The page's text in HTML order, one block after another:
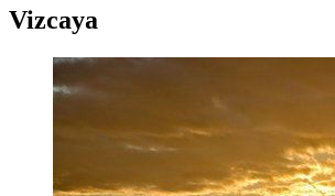
Vizcaya